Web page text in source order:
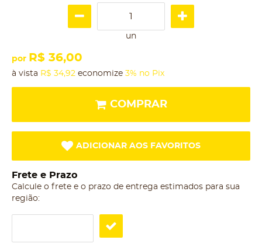
un
por R$ 36,00
à vista R$ 34,92 economize 3% no Pix
COMPRAR
ADICIONAR AOS FAVORITOS
Frete e Prazo
Calcule o frete e o prazo de entrega estimados para sua
região: